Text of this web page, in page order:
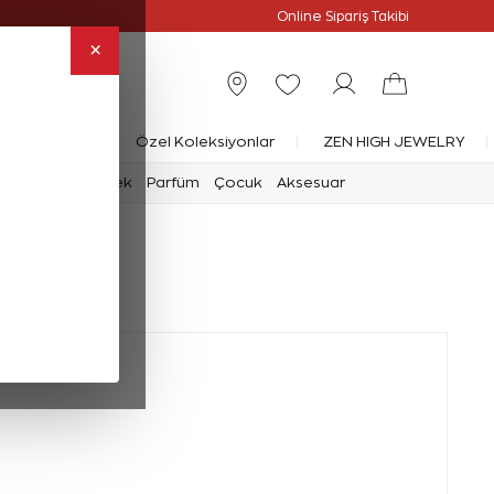
×
Online Sipariş Takibi
Yüzük Özel Koleksiyonlar ZEN HIGH JEWELRY
Erkek Parfüm Çocuk Aksesuar